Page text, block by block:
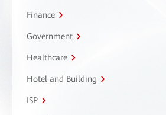
Finance
Government
Healthcare
Hotel and Building
ISP